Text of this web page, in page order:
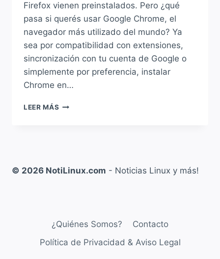
Firefox vienen preinstalados. Pero ¿qué
pasa si querés usar Google Chrome, el
navegador más utilizado del mundo? Ya
sea por compatibilidad con extensiones,
sincronización con tu cuenta de Google o
simplemente por preferencia, instalar
Chrome en…
LEER MÁS VIDEO:
DEBIAN?
© 2026 NotiLinux.com - Noticias Linux y más!
¿Quiénes Somos?
Contacto
Política de Privacidad & Aviso Legal